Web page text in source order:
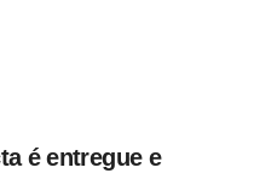
é entregue e